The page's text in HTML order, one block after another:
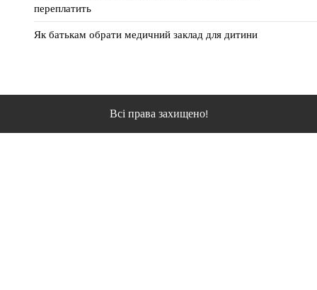
переплатить
Як батькам обрати медичний заклад для дитини
Всі права захищено!